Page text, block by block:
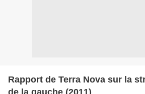
Rapport de Terra Nova sur la